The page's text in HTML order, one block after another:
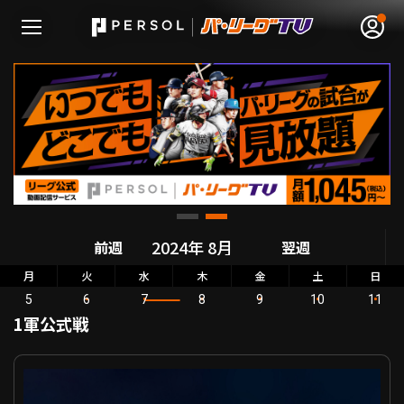
無料アカウント登録 ログイン
HOME
日程･結果
順位表･成績
前週 翌週
月 火 水 木 金 土 日
5 6 7 8 9 10 11
1軍公式戦
パーソル パ・リーグ公式戦 東北楽天 VS 北海道日本ハム